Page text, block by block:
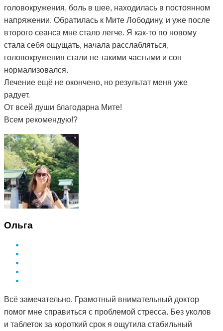
головокружения, боль в шее, находилась в постоянном
напряжении. Обратилась к Мите Лободину, и уже после
второго сеанса мне стало легче. Я как-то по новому
стала себя ощущать, начала расслабляться,
головокружения стали не такими частыми и сон
нормализовался.
Лечение ещё не окончено, но результат меня уже
радует.
От всей души благодарна Мите!
Всем рекомендую!?
Ольга
Всё замечательно. Грамотный внимательный доктор
помог мне справиться с проблемой стресса. Без уколов
и таблеток за короткий срок я ощутила стабильный